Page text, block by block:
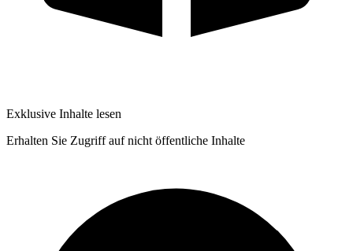
Exklusive Inhalte lesen
Erhalten Sie Zugriff auf nicht öffentliche Inhalte